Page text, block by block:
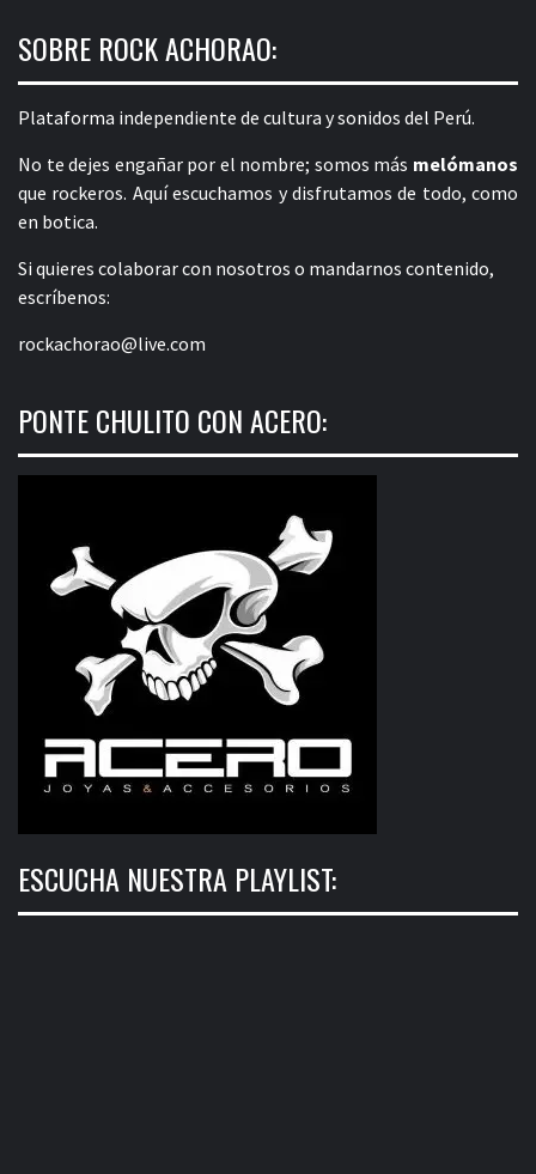
SOBRE ROCK ACHORAO:
Plataforma independiente de cultura y sonidos del Perú.
No te dejes engañar por el nombre; somos más melómanos
que rockeros. Aquí escuchamos y disfrutamos de todo, como
en botica.
Si quieres colaborar con nosotros o mandarnos contenido,
escríbenos:
rockachorao@live.com
PONTE CHULITO CON ACERO:
ESCUCHA NUESTRA PLAYLIST: